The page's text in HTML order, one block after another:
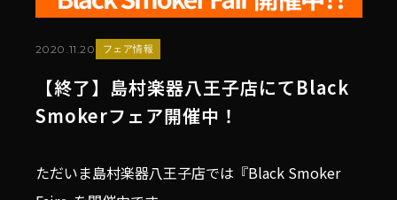
2020.11.20 フェア情報
【終了】島村楽器八王子店にてBlack
Smokerフェア開催中！
ただいま島村楽器八王子店では『Black Smoker